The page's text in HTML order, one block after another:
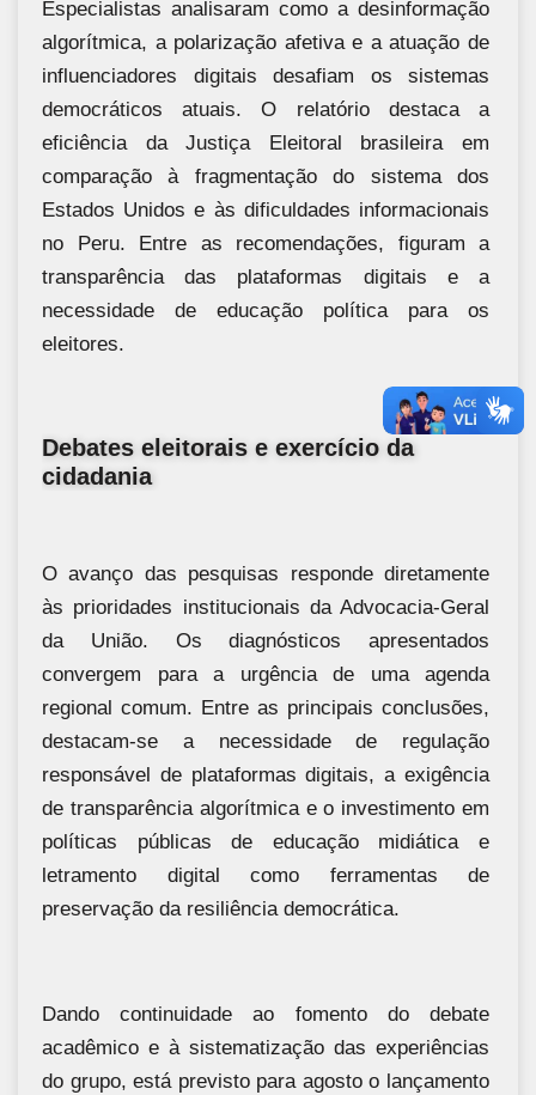
Especialistas analisaram como a desinformação
algorítmica, a polarização afetiva e a atuação de
influenciadores digitais desafiam os sistemas
democráticos atuais. O relatório destaca a
eficiência da Justiça Eleitoral brasileira em
comparação à fragmentação do sistema dos
Estados Unidos e às dificuldades informacionais
no Peru. Entre as recomendações, figuram a
transparência das plataformas digitais e a
necessidade de educação política para os
eleitores.
Debates eleitorais e exercício da
cidadania
O avanço das pesquisas responde diretamente
às prioridades institucionais da Advocacia-Geral
da União. Os diagnósticos apresentados
convergem para a urgência de uma agenda
regional comum. Entre as principais conclusões,
destacam-se a necessidade de regulação
responsável de plataformas digitais, a exigência
de transparência algorítmica e o investimento em
políticas públicas de educação midiática e
letramento digital como ferramentas de
preservação da resiliência democrática.
Dando continuidade ao fomento do debate
acadêmico e à sistematização das experiências
do grupo, está previsto para agosto o lançamento